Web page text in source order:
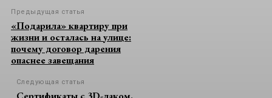
Предыдущая статья
«Подарила» квартиру при
жизни и осталась на улице:
почему договор дарения
опаснее завещания
Следующая статья